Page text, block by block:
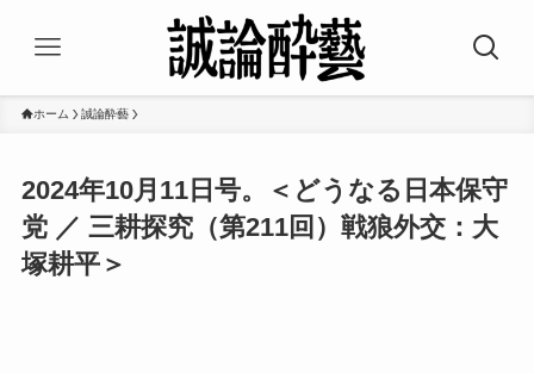
ホーム 誠論酔藝
2024年10月11日号。＜どうなる日本保守
党 ／ 三耕探究（第211回）戦狼外交：大
塚耕平＞